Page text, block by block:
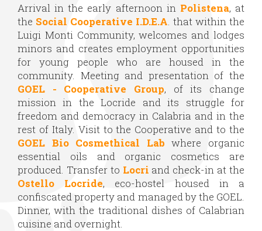
Arrival in the early afternoon in Polistena, at
the Social Cooperative I.D.E.A. that within the
Luigi Monti Community, welcomes and lodges
minors and creates employment opportunities
for young people who are housed in the
community. Meeting and presentation of the
GOEL - Cooperative Group, of its change
mission in the Locride and its struggle for
freedom and democracy in Calabria and in the
rest of Italy. Visit to the Cooperative and to the
GOEL Bio Cosmethical Labwhere organic
essential oils and organic cosmetics are
produced. Transfer to Locri and check-in at the
Ostello Locride, eco-hostel housed in a
confiscated property and managed by the GOEL.
Dinner, with the traditional dishes of Calabrian
cuisine and overnight.